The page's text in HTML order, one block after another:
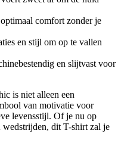
comfort zonder je
en stijl om op te vallen
en slijtvast voor
is niet alleen een
van motivatie voor
levensstijl. Of je nu op
wedstrijden, dit T-shirt zal je